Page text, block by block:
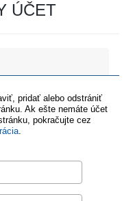
ÚČET
pridať alebo odstrániť
Ak ešte nemáte účet
pokračujte cez
.